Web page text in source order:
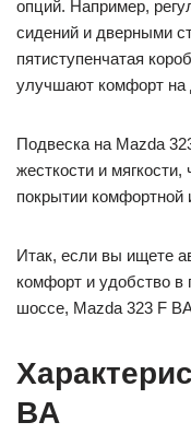
опций. Например,
сидений и дверными
пятиступенчатая
улучшают комфорт на
Подвеска на Mazda
жесткости и
покрытии комфортной
Итак, если вы ищете
комфорт и удобство в
шоссе, Mazda 323 F
BA